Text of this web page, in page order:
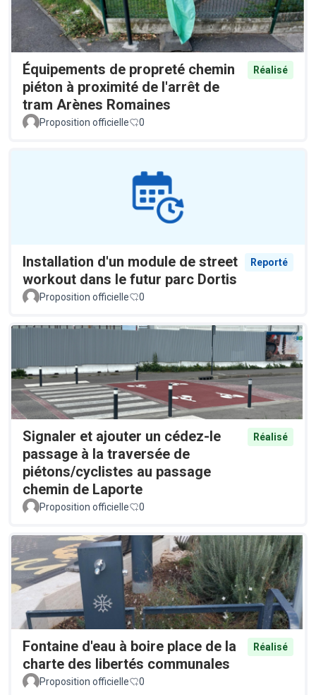
Équipements de propreté chemin
piéton à proximité de l'arrêt de
tram Arènes Romaines
Réalisé
Proposition officielle 0
Installation d'un module de street
workout dans le futur parc Dortis
Reporté
Proposition officielle 0
Signaler et ajouter un cédez-le
passage à la traversée de
piétons/cyclistes au passage
chemin de Laporte
Réalisé
Proposition officielle 0
Fontaine d'eau à boire place de la
charte des libertés communales
Réalisé
Proposition officielle 0